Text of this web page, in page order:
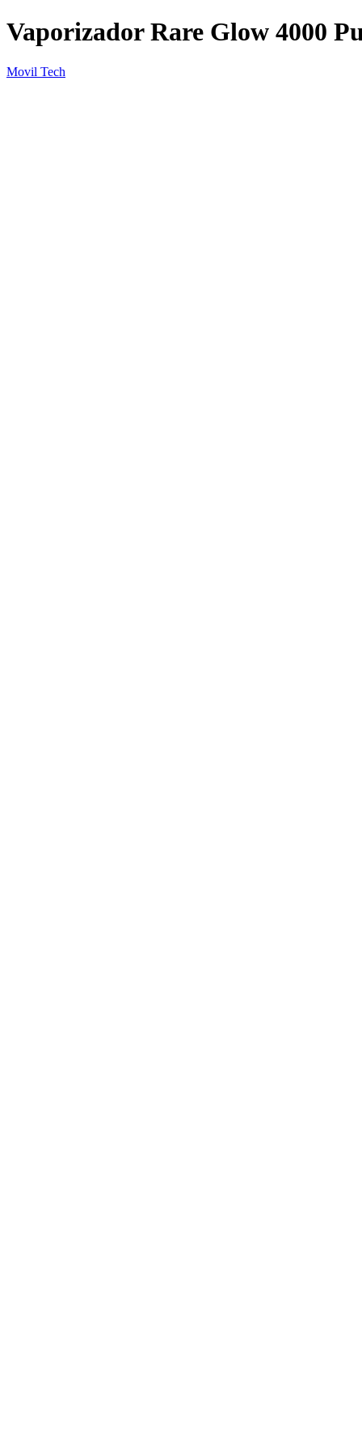
Vaporizador Rare Glow 4000
Movil Tech